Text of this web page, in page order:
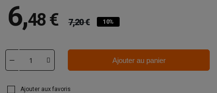
6,48 € 7,20 € 10%
Ajouter au panier
Ajouter aux favoris